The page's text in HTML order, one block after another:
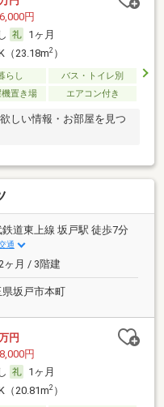
円
1ヶ月
（23.18m2）
らし
バス・トイレ別
置き場 エアコン付き
しい情報・お部屋を見つ
鉄道東上線 坂戸駅 徒歩7分
通
ヶ月 / 3階建
県坂戸市本町
円
円
1ヶ月
（20.81m2）